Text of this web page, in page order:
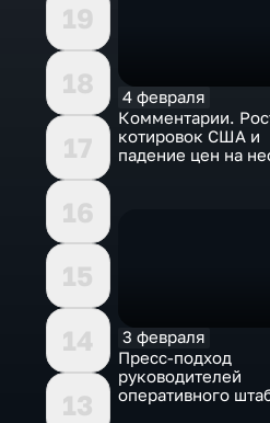
19
18
17
16
15
14
13
4 февраля
Комментарии.
котировок США и
падение цен на
3 февраля
Пресс-подход
руководителей
оперативного